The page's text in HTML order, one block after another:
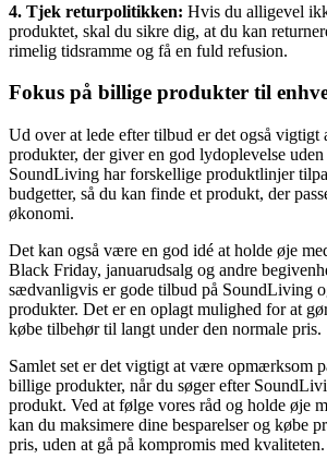
4. Tjek returpolitikken: Hvis du alligevel
produktet, skal du sikre dig, at du kan
rimelig tidsramme og få en fuld refusion.
Fokus på billige produkter til
Ud over at lede efter tilbud er det også vigtigt
produkter, der giver en god lydoplevelse
SoundLiving har forskellige produktlinjer
budgetter, så du kan finde et produkt, der
økonomi.
Det kan også være en god idé at holde øje
Black Friday, januarudsalg og andre
sædvanligvis er gode tilbud på SoundLiving
produkter. Det er en oplagt mulighed for at
købe tilbehør til langt under den normale pris.
Samlet set er det vigtigt at være opmærksom
billige produkter, når du søger efter
produkt. Ved at følge vores råd og holde øje
kan du maksimere dine besparelser og købe
pris, uden at gå på kompromis med kvaliteten.